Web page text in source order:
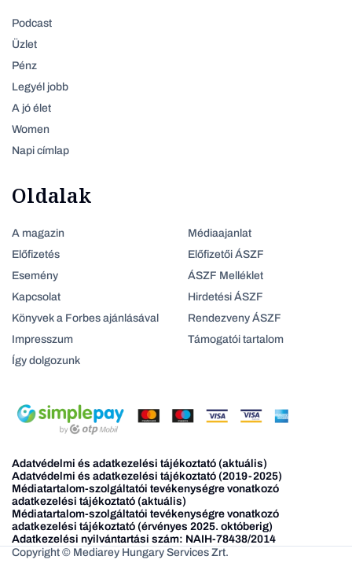
Podcast
Üzlet
Pénz
Legyél jobb
A jó élet
Women
Napi címlap
Oldalak
A magazin
Előfizetés
Esemény
Kapcsolat
Könyvek a Forbes ajánlásával
Impresszum
Így dolgozunk
Médiaajanlat
Előfizetői ÁSZF
ÁSZF Melléklet
Hirdetési ÁSZF
Rendezveny ÁSZF
Támogatói tartalom
Adatvédelmi és adatkezelési tájékoztató (aktuális)
Adatvédelmi és adatkezelési tájékoztató (2019-2025)
Médiatartalom-szolgáltatói tevékenységre vonatkozó
adatkezelési tájékoztató (aktuális)
Médiatartalom-szolgáltatói tevékenységre vonatkozó
adatkezelési tájékoztató (érvényes 2025. októberig)
Adatkezelési nyilvántartási szám: NAIH-78438/2014
Copyright © Mediarey Hungary Services Zrt.